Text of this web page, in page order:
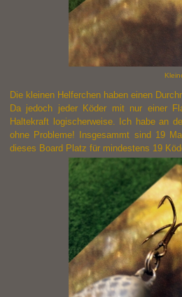
Die kleinen Helferchen haben einen
Da jedoch jeder Köder mit nur einer
Haltekraft logischerweise. Ich habe an
ohne Probleme! Insgesammt sind 19
dieses Board Platz für mindestens 19